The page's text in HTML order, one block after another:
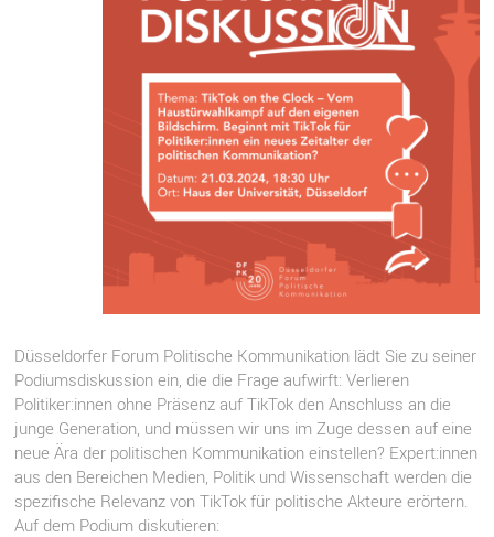
Düsseldorfer Forum Politische Kommunikation lädt Sie zu seiner
Podiumsdiskussion ein, die die Frage aufwirft: Verlieren
Politiker:innen ohne Präsenz auf TikTok den Anschluss an die
junge Generation, und müssen wir uns im Zuge dessen auf eine
neue Ära der politischen Kommunikation einstellen? Expert:innen
aus den Bereichen Medien, Politik und Wissenschaft werden die
spezifische Relevanz von TikTok für politische Akteure erörtern.
Auf dem Podium diskutieren: